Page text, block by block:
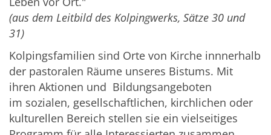
(aus dem Leitbild des Kolpingwerks, Sätze 30 und
31)
Kolpingsfamilien sind Orte von Kirche innnerhalb
der pastoralen Räume unseres Bistums. Mit
ihren Aktionen und Bildungsangeboten
im sozialen, gesellschaftlichen, kirchlichen oder
kulturellen Bereich stellen sie ein vielseitiges